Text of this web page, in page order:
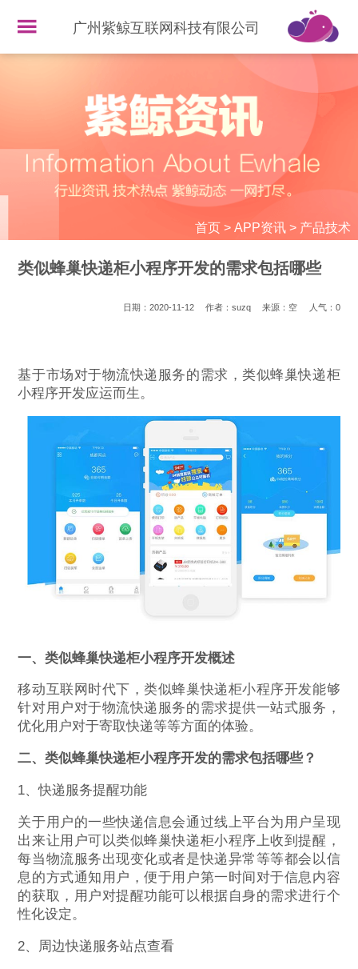
广州紫鲸互联网科技有限公司
首页> APP资讯> 产品技术
类似蜂巢快递柜小程序开发的需求包括哪些
日期：2020-11-12 作者：suzq 来源：空 人气： 0
基于市场对于物流快递服务的需求，类似蜂巢快递柜
小程序开发应运而生。
一、类似蜂巢快递柜小程序开发概述
移动互联网时代下，类似蜂巢快递柜小程序开发能够
针对用户对于物流快递服务的需求提供一站式服务，
优化用户对于寄取快递等等方面的体验。
二、类似蜂巢快递柜小程序开发的需求包括哪些？
1、快递服务提醒功能
关于用户的一些快递信息会通过线上平台为用户呈现
出来让用户可以类似蜂巢快递柜小程序上收到提醒，
每当物流服务出现变化或者是快递异常等等都会以信
息的方式通知用户，便于用户第一时间对于信息内容
的获取，用户对提醒功能可以根据自身的需求进行个
性化设定。
2、周边快递服务站点查看